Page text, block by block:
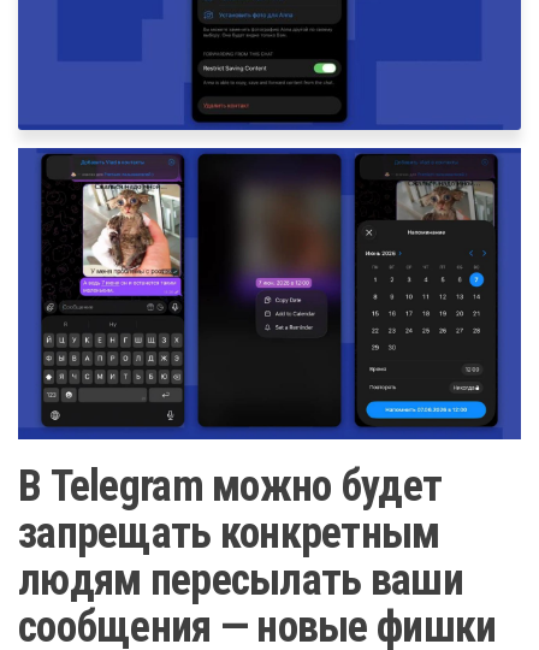
В Telegram можно будет
запрещать конкретным
людям пересылать ваши
сообщения — новые фишки